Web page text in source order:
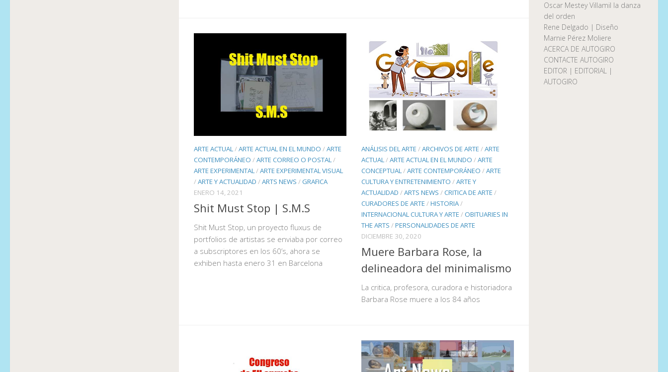
ARTE ACTUAL/ARTE ACTUAL EN EL MUNDO /ARTE
CONTEMPORÁNEO /ARTE CORREO O POSTAL/
ARTE EXPERIMENTAL/ARTE EXPERIMENTAL VISUAL
/ARTE Y ACTUALIDAD /ARTS NEWS / GRAFICA
ENERO 14, 2021
Shit Must Stop | S.M.S
Shit Must Stop, un proyecto fluxus de
portfolios de artistas se enviaba por correo
a subscriptores en los 60’s, ahora se
exhiben hasta enero 31 en Barcelona
ANÁLISIS DEL ARTE /ARCHIVOS DE ARTE /ARTE
ACTUAL/ARTE ACTUAL EN EL MUNDO /ARTE
CONCEPTUAL/ARTE CONTEMPORÁNEO /ARTE
CULTURA Y ENTRETENIMIENTO /ARTE Y
ACTUALIDAD /ARTS NEWS /CRITICA DE ARTE /
CURADORES DE ARTE /HISTORIA/
INTERNACIONAL CULTURA Y ARTE / OBITUARIES IN
THE ARTS /PERSONALIDADES DE ARTE
DICIEMBRE 30, 2020
Muere Barbara Rose, la
delineadora del minimalismo
La critica, profesora, curadora e historiadora
Barbara Rose muere a los 84 años
Oscar Mestey Villamil la danza
del orden
Rene Delgado | Diseño
Marnie Pérez Moliere
ACERCA DE AUTOGIRO
CONTACTE AUTOGIRO
EDITOR | EDITORIAL |
AUTOGIRO